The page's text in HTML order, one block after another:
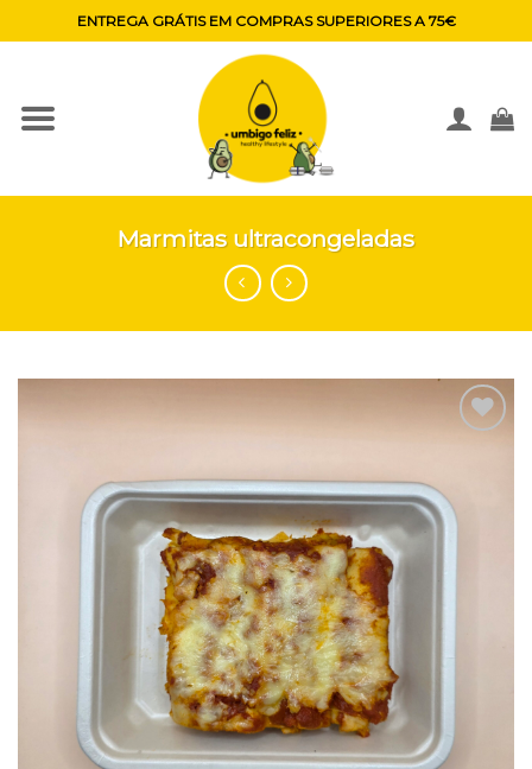
to
ENTREGA GRÁTIS EM COMPRAS SUPERIORES A 75€
Marmitas ultracongeladas
favoritos